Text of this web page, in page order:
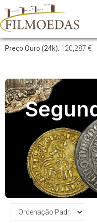
Preço Ouro (24k): 120,287 €